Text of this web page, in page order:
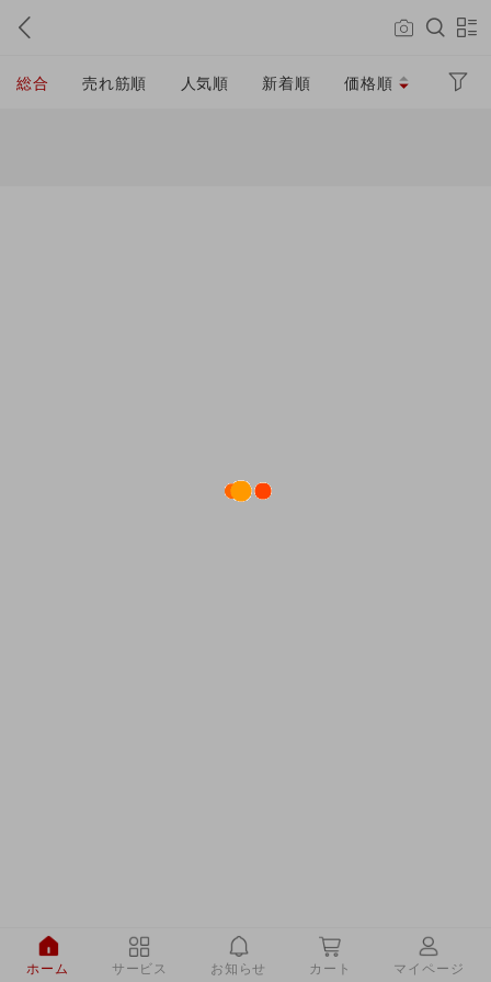
総合 売れ筋順 人気順 新着順 価格順
ホーム サービス お知らせ カート マイページ